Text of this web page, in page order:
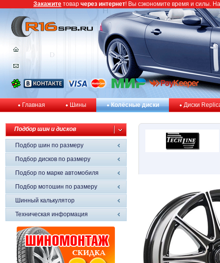
Главная Шины Колёсные диски Диски
Подбор шин и дисков
Подбор шин по размеру
Подбор дисков по размеру
Подбор по марке автомобиля
Подбор мотошин по размеру
Шинный калькулятор
Техническая информация
Закажите товар через интернет! Вы сэкономите время и силы.